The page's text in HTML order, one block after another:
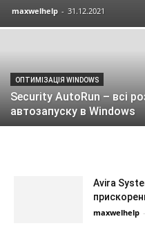
maxwelhelp - 31.12.2021
ОПТИМІЗАЦІЯ WINDOWS
Security AutoRun – всі
автозапуску в Windows
Avira
maxwelhelp -